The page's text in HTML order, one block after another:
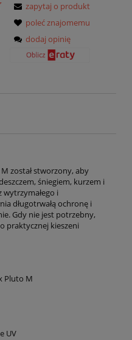
zapytaj o produkt
poleć znajomemu
dodaj opinię
został stworzony, aby
śniegiem, kurzem i
i
długotrwałą ochronę i
Gdy nie jest potrzebny,
praktycznej kieszeni
Pluto M
UV